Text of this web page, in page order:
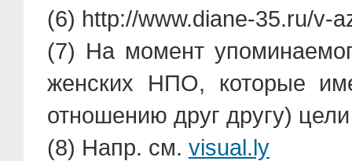
(6) http://www.diane-35.ru/v-
(7) На момент
женских НПО, которые
отношению друг другу)
(8) Напр. см. visual.ly